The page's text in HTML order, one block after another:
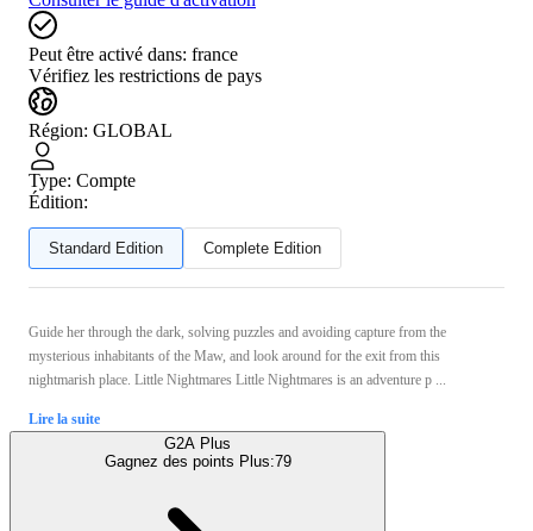
Peut être activé dans: france
Vérifiez les restrictions de pays
Région: GLOBAL
Type: Compte
Édition:
Standard Edition Complete Edition
Guide her through the dark, solving puzzles and avoiding capture from the
mysterious inhabitants of the Maw, and look around for the exit from this
nightmarish place. Little Nightmares Little Nightmares is an adventure p ...
Lire la suite
G2A Plus
Gagnez des points Plus:79